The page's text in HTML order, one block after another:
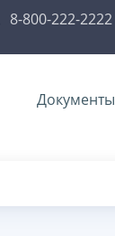
8-800-222-2222
Документы